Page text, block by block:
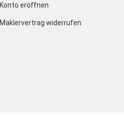
Konto eröffnen
Maklervertrag widerrufen